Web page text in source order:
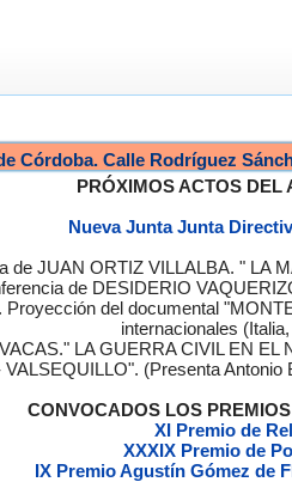
Córdoba. Calle Rodríguez
PRÓXIMOS ACTOS DEL
Nueva Junta Junta
de JUAN ORTIZ VILLALBA. " LA
de DESIDERIO
del documental
internacionales
LA GUERRA CIVIL EN
(Presenta
CONVOCADOS LOS
XI Premio de
XXXIX Premio de
IX Premio Agustín Gómez de